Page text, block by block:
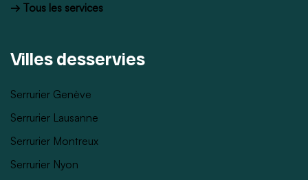
→ Tous les services
Villes desservies
Serrurier Genève
Serrurier Lausanne
Serrurier Montreux
Serrurier Nyon